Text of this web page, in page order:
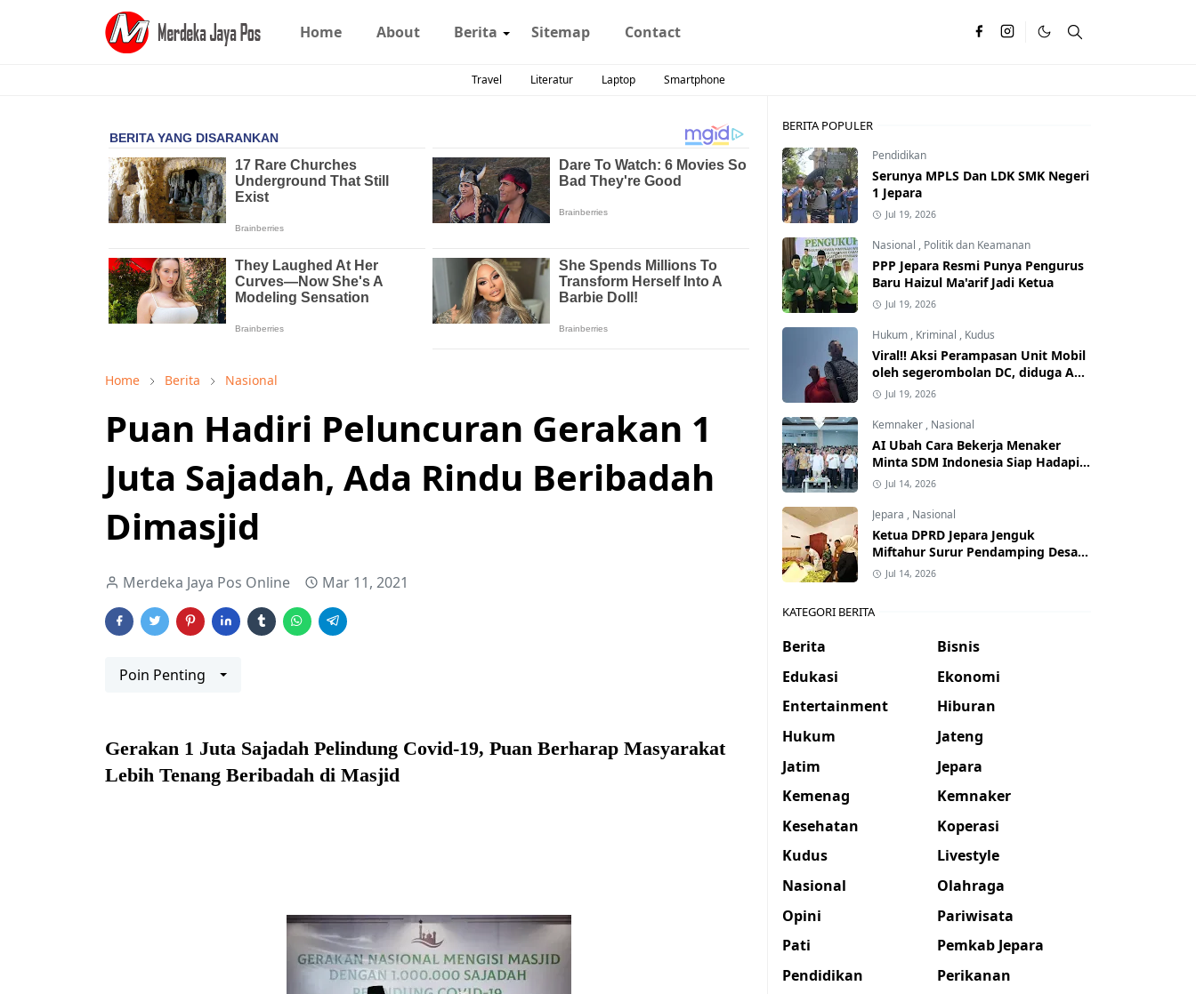
Home About Berita Sitemap Contact
Travel Literatur Laptop Smartphone
Home Berita Nasional
Puan Hadiri Peluncuran Gerakan 1
Juta Sajadah, Ada Rindu Beribadah
Dimasjid
Merdeka Jaya Pos Online Mar 11, 2021
Poin Penting
Gerakan 1 Juta Sajadah Pelindung Covid-19, Puan Berharap Masyarakat
Lebih Tenang Beribadah di Masjid
BERITA POPULER
Pendidikan
Serunya MPLS Dan LDK SMK Negeri
1 Jepara
Jul 19, 2026
Nasional , Politik dan Keamanan
PPP Jepara Resmi Punya Pengurus
Baru Haizul Ma'arif Jadi Ketua
Jul 19, 2026
Hukum , Kriminal , Kudus
Viral!! Aksi Perampasan Unit Mobil
oleh segerombolan DC, diduga Ada
Dalangnya
Jul 19, 2026
Kemnaker , Nasional
AI Ubah Cara Bekerja Menaker
Minta SDM Indonesia Siap Hadapi
Dunia Kerja Baru
Jul 14, 2026
Jepara , Nasional
Ketua DPRD Jepara Jenguk
Miftahur Surur Pendamping Desa
yang Sakit
Jul 14, 2026
KATEGORI BERITA
Berita
Bisnis
Edukasi
Ekonomi
Entertainment
Hiburan
Hukum
Jateng
Jatim
Jepara
Kemenag
Kemnaker
Kesehatan
Koperasi
Kudus
Livestyle
Nasional
Olahraga
Opini
Pariwisata
Pati
Pemkab Jepara
Pendidikan
Perikanan